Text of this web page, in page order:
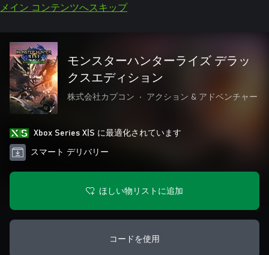
メイン コンテンツへスキップ
モンスターハンターライズ デラッ
クスエディション
株式会社カプコン • アクション & アドベンチャー
Xbox Series X|S に最適化されています
スマート デリバリー
ほしい物リストに追加
コードを使用